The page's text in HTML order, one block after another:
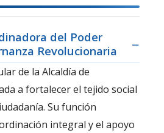
del Poder
Revolucionaria
de la Alcaldía de
a fortalecer el tejido social
Su función
integral y el apoyo